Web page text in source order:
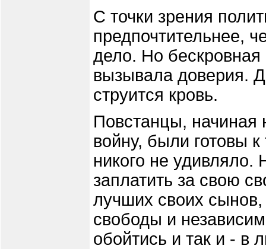
С точки зрения
предпочтительнее,
дело. Но
вызывала доверия.
струится кровь.
Повстанцы, начиная
войну, были готовы
никого не удивляло.
заплатить за свою
лучших своих
свободы и
обойтись и так и - в